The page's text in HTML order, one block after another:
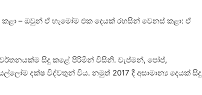
කළා – ඔවුන් ඒ හැමෝම එක දෙයක් රහසින් වෙනස් කළා: ඒ
සිදු කළේ පිරිමින් විසිනි. චැප්මන්, පෝප්,
දක්ෂ විද්වතුන් විය. නමුත් 2017 දී අසාමාන්‍ය දෙයක් සිදු